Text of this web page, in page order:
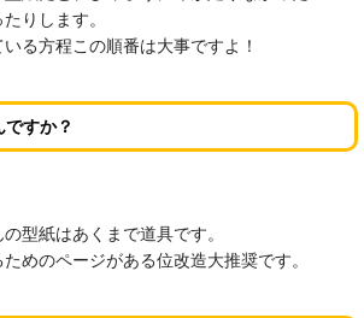
りします。
る方程この順番は大事ですよ！
すか？
型紙はあくまで道具です。
めのページがある位改造大推奨です。